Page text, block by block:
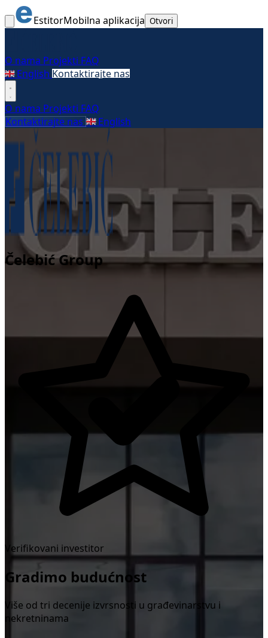
EstitorMobilna aplikacija Otvori
O nama Projekti FAQ
🇬🇧English Kontaktirajte nas
O nama Projekti FAQ
Kontaktirajte nas 🇬🇧English
Čelebić Group
Verifikovani investitor
Gradimo budućnost
Više od tri decenije izvrsnosti u građevinarstvu i
nekretninama